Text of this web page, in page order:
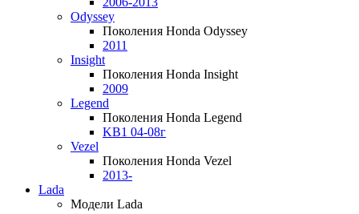
Odyssey
Поколения Honda Odyssey
2011
Insight
Поколения Honda Insight
2009
Legend
Поколения Honda Legend
KB1 04-08г
Vezel
Поколения Honda Vezel
2013-
Lada
Модели Lada